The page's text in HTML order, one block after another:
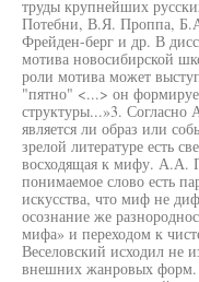
труды крупнейших
Потебни, В.Я. Проппа,
Фрейден-берг и др. В
мотива новосибирской
роли мотива может
"пятно" <...> он
структуры...»3. Согласно
является ли образ или
зрелой литературе есть
восходящая к мифу. А.А.
понимаемое слово есть
искусства, что миф не
осознание же
мифа» и переходом к
Веселовский исходил не
внешних жанровых форм.